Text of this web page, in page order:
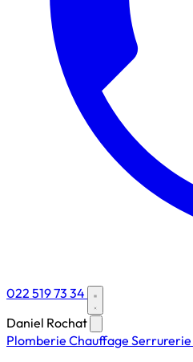
022 519 73 34
Daniel Rochat
Plomberie Chauffage Serrurerie